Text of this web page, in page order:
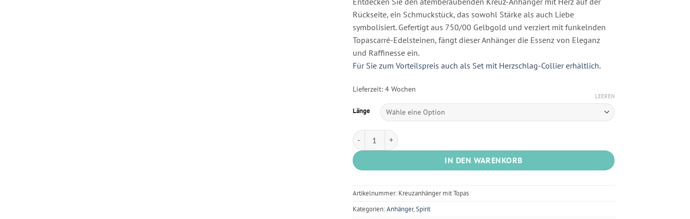
Rückseite, ein Schmuckstück, das sowohl Stärke als auch Liebe
symbolisiert. Gefertigt aus 750/00 Gelbgold und verziert mit funkelnden
Topascarré-Edelsteinen, fängt dieser Anhänger die Essenz von Eleganz
und Raffinesse ein.
Für Sie zum Vorteilspreis auch als Set mit Herzschlag-Collier erhältlich.
Lieferzeit: 4 Wochen
Länge
LEEREN
Kreuz-Anhänger mit Blautopas Menge
IN DEN WARENKORB
Artikelnummer: Kreuzanhänger mit Topas
Kategorien:Anhänger,Spirit